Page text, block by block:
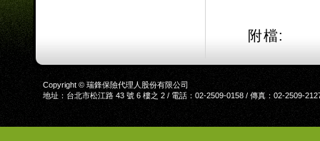
附檔:
Copyright © 瑞鋒保險代理人股份有限公司
地址：台北市松江路 43 號 6 樓之 2 / 電話：02-2509-0158 / 傳真：02-2509-